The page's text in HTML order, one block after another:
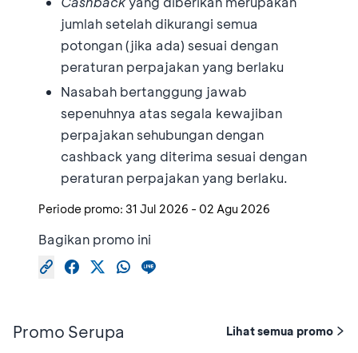
jumlah setelah dikurangi semua
potongan (jika ada) sesuai dengan
peraturan perpajakan yang berlaku
Nasabah bertanggung jawab
sepenuhnya atas segala kewajiban
perpajakan sehubungan dengan
cashback yang diterima sesuai dengan
peraturan perpajakan yang berlaku.
Periode promo: 31 Jul 2026 - 02 Agu 2026
Bagikan promo ini
Promo Serupa Lihat semua promo